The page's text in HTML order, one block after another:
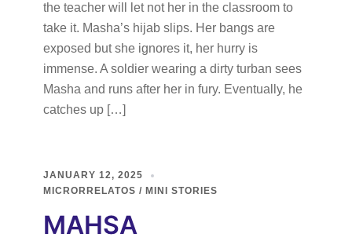
the teacher will let not her in the classroom to
take it. Masha’s hijab slips. Her bangs are
exposed but she ignores it, her hurry is
immense. A soldier wearing a dirty turban sees
Masha and runs after her in fury. Eventually, he
catches up […]
JANUARY 12, 2025
MICRORRELATOS / MINI STORIES
MAHSA